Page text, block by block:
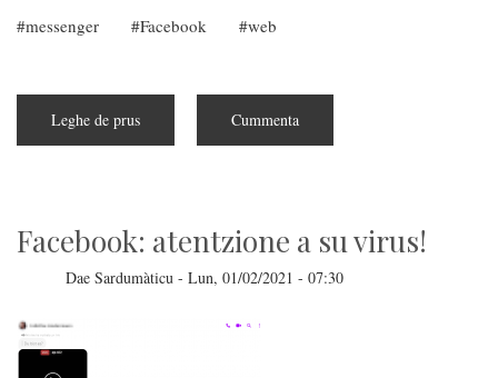
messenger Facebook web
Leghe de prus
su
Linux
-
2
Cummenta
Facebook: atentzione a su virus!
Dae Sardumàticu - Lun, 01/02/2021 - 07:30